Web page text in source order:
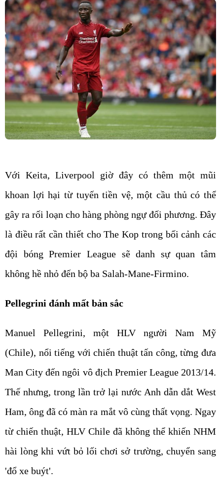
Với Keita, Liverpool giờ đây có thêm một mũi
khoan lợi hại từ tuyến tiền vệ, một cầu thủ có thể
gây ra rối loạn cho hàng phòng ngự đối phương. Đây
là điều rất cần thiết cho The Kop trong bối cảnh các
đội bóng Premier League sẽ danh sự quan tâm
không hề nhỏ đến bộ ba Salah-Mane-Firmino.
Pellegrini đánh mất bản sắc
Manuel Pellegrini, một HLV người Nam Mỹ
(Chile), nổi tiếng với chiến thuật tấn công, từng đưa
Man City đến ngôi vô địch Premier League 2013/14.
Thế nhưng, trong lần trở lại nước Anh dẫn dắt West
Ham, ông đã có màn ra mắt vô cùng thất vọng. Ngay
từ chiến thuật, HLV Chile đã không thể khiến NHM
hài lòng khi vứt bỏ lối chơi sở trường, chuyển sang
'đổ xe buýt'.